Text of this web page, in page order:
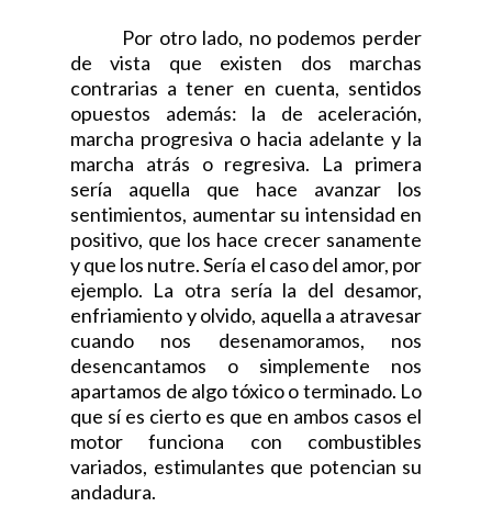
Por otro lado, no podemos perder
de vista que existen dos marchas
contrarias a tener en cuenta, sentidos
opuestos además: la de aceleración,
marcha progresiva o hacia adelante y la
marcha atrás o regresiva. La primera
sería aquella que hace avanzar los
sentimientos, aumentar su intensidad en
positivo, que los hace crecer sanamente
y que los nutre. Sería el caso del amor, por
ejemplo. La otra sería la del desamor,
enfriamiento y olvido, aquella a atravesar
cuando nos desenamoramos, nos
desencantamos o simplemente nos
apartamos de algo tóxico o terminado. Lo
que sí es cierto es que en ambos casos el
motor funciona con combustibles
variados, estimulantes que potencian su
andadura.